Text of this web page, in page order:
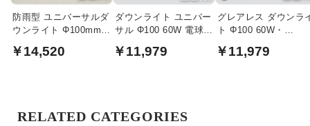
防雨型 ユニバーサルダ
ウンライト Φ100mm
￥14,520
ダウンライト ユニバー
サル Φ100 60W 電球
室内兼用】
￥11,979
グレアレス ダウンラ
ト Φ100 60W・
￥11,979
RELATED CATEGORIES